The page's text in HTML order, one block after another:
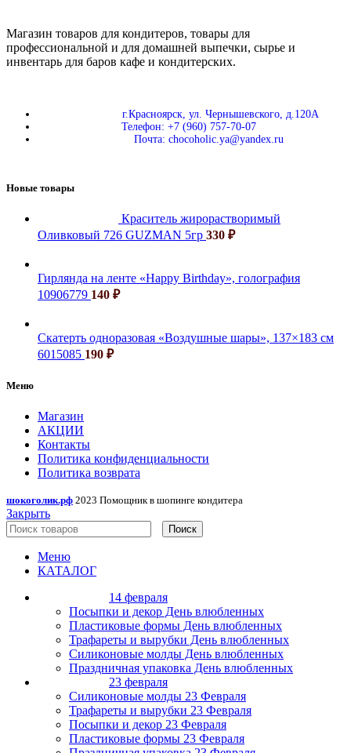
Магазин товаров для кондитеров, товары для
профессиональной и для домашней выпечки, сырье и
инвентарь для баров кафе и кондитерских.
г.Красноярск, ул. Чернышевского, д.120А
Телефон: +7 (960) 757-70-07
Почта: chocoholic.ya@yandex.ru
Новые товары
Краситель жирорастворимый
Оливковый 726 GUZMAN 5гр 330 ₽
Гирлянда на ленте «Happy Birthday», голография
10906779 140 ₽
Скатерть одноразовая «Воздушные шары», 137×183 см
6015085 190 ₽
Меню
Магазин
АКЦИИ
Контакты
Политика конфиденциальности
Политика возврата
шокоголик.рф 2023 Помощник в шопинге кондитера
Закрыть
Поиск
Меню
КАТАЛОГ
14 февраля
Посыпки и декор День влюбленных
Пластиковые формы День влюбленных
Трафареты и вырубки День влюбленных
Силиконовые молды День влюбленных
Праздничная упаковка День влюбленных
23 февраля
Силиконовые молды 23 Февраля
Трафареты и вырубки 23 Февраля
Посыпки и декор 23 Февраля
Пластиковые формы 23 Февраля